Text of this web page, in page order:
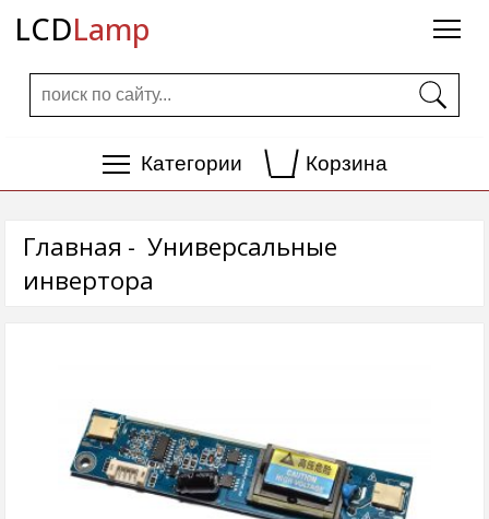
LCDLamp
Категории Корзина
Главная
Универсальные
инвертора